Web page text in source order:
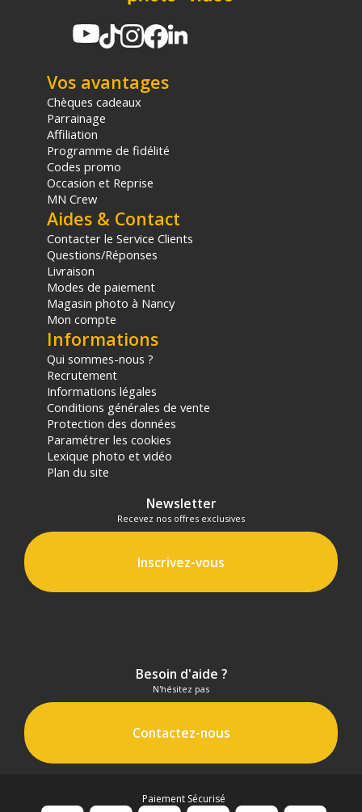
Vos avantages
Chèques cadeaux
Parrainage
Affiliation
Programme de fidélité
Codes promo
Occasion et Reprise
MN Crew
Aides & Contact
Contacter le Service Clients
Questions/Réponses
Livraison
Modes de paiement
Magasin photo à Nancy
Mon compte
Informations
Qui sommes-nous ?
Recrutement
Informations légales
Conditions générales de vente
Protection des données
Paramétrer les cookies
Lexique photo et vidéo
Plan du site
Newsletter
Recevez nos offres exclusives
Inscrivez-vous
Besoin d'aide ?
N'hésitez pas
Contactez-nous
Paiement Sécurisé